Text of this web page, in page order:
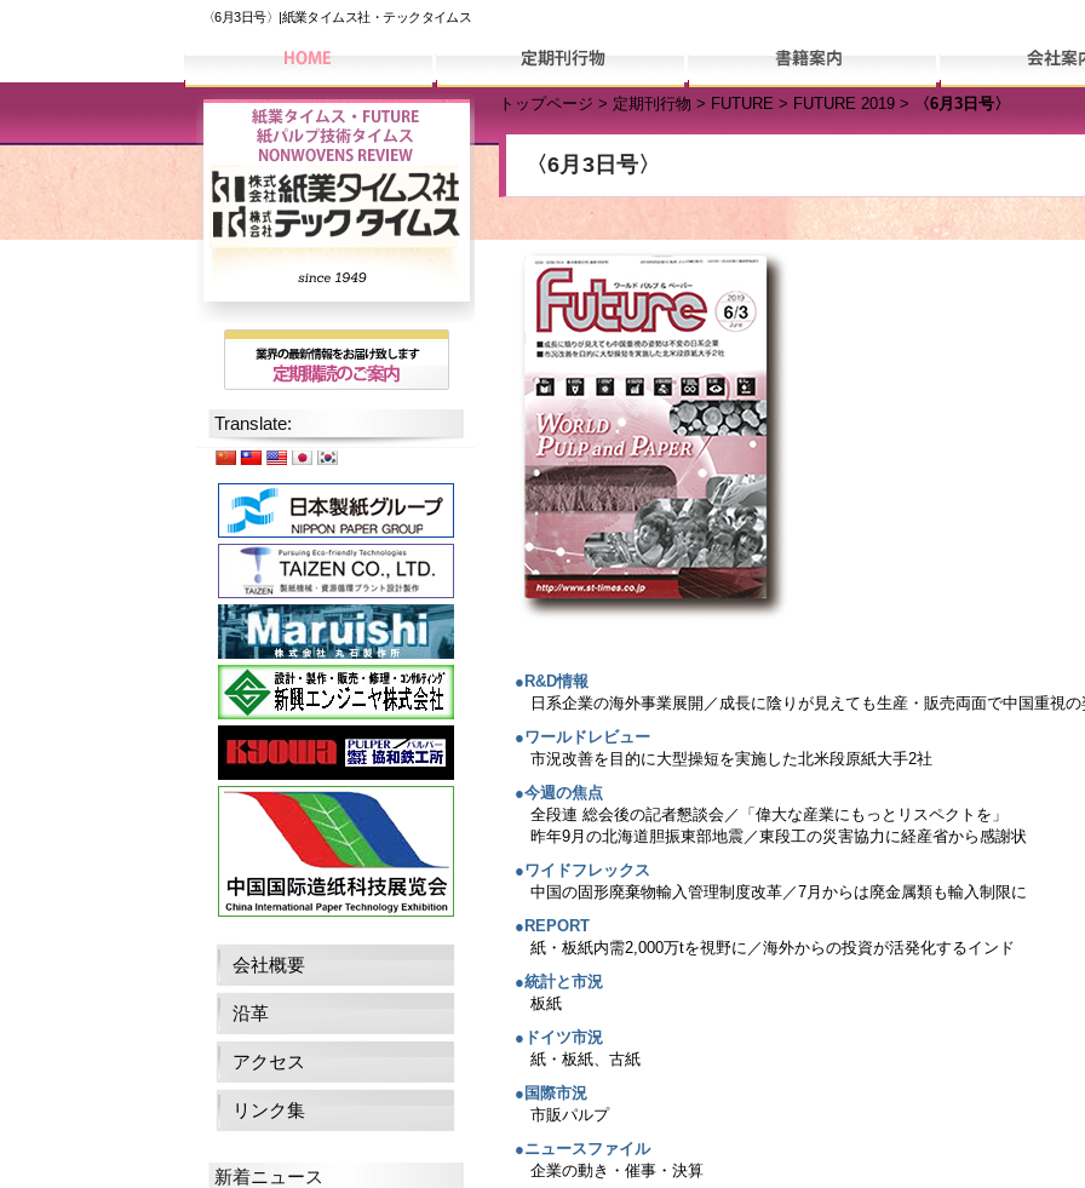
〈6月3日号〉|紙業タイムス社・テックタイムス
トップページ > 定期刊行物 > FUTURE > FUTURE 2019 > 〈6月3日号〉
〈6月3日号〉
●R&D情報
日系企業の海外事業展開／成長に陰りが見えても生産・販売両面で中国重視
●ワールドレビュー
市況改善を目的に大型操短を実施した北米段原紙大手2社
●今週の焦点
全段連 総会後の記者懇談会／「偉大な産業にもっとリスペクトを」
昨年9月の北海道胆振東部地震／東段工の災害協力に経産省から感謝状
●ワイドフレックス
中国の固形廃棄物輸入管理制度改革／7月からは廃金属類も輸入制限に
●REPORT
紙・板紙内需2,000万tを視野に／海外からの投資が活発化するインド
●統計と市況
板紙
●ドイツ市況
紙・板紙、古紙
●国際市況
市販パルプ
●ニュースファイル
企業の動き・催事・決算
Translate:
会社概要
沿革
アクセス
リンク集
新着ニュース